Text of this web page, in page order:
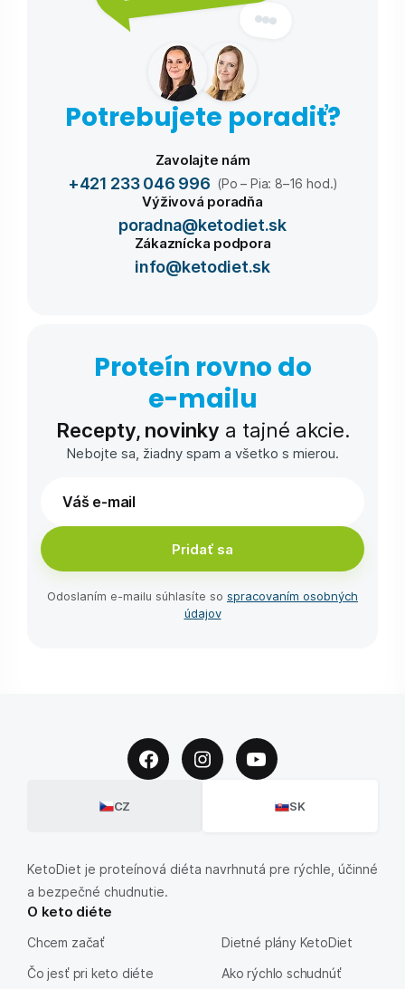
Potrebujete poradiť?
Zavolajte nám
+421 233 046 996 (Po – Pia: 8–16 hod.)
Výživová poradňa
poradna@ketodiet.sk
Zákaznícka podpora
info@ketodiet.sk
Proteín rovno do
e-⁠mailu
Recepty, novinky a tajné akcie.
Nebojte sa, žiadny spam a všetko s mierou.
Pridať sa
Odoslaním e-⁠mailu súhlasíte so spracovaním osobných
údajov
CZ SK
KetoDiet je proteínová diéta navrhnutá pre rýchle, účinné
a bezpečné chudnutie.
O keto diéte
Chcem začať
Čo jesť pri keto diéte
Dietné plány KetoDiet
Ako rýchlo schudnúť